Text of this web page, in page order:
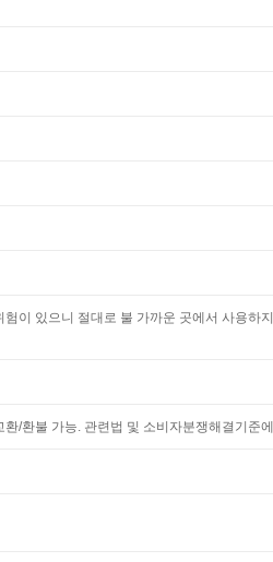
이 있으니 절대로 불 가까운 곳에서 사용하
/환불 가능. 관련법 및 소비자분쟁해결기준